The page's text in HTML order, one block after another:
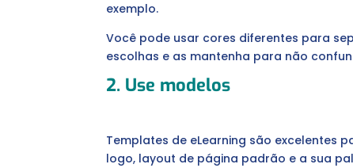
exemplo.
Você pode usar cores diferentes para
escolhas e as mantenha para não
2. Use modelos
Templates de eLearning são excelentes
logo, layout de página padrão e a sua